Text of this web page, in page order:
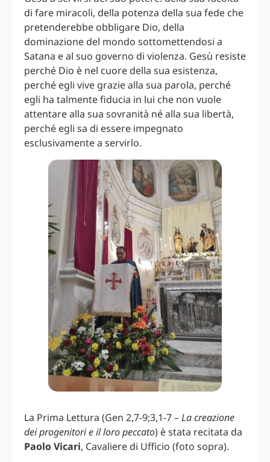
di fare miracoli, della potenza della sua fede che
pretenderebbe obbligare Dio, della
dominazione del mondo sottomettendosi a
Satana e al suo governo di violenza. Gesù resiste
perché Dio è nel cuore della sua esistenza,
perché egli vive grazie alla sua parola, perché
egli ha talmente fiducia in lui che non vuole
attentare alla sua sovranità né alla sua libertà,
perché egli sa di essere impegnato
esclusivamente a servirlo.
La Prima Lettura (Gen 2,7-9;3,1-7 –La creazione
dei progenitori e il loro peccato) è stata recitata da
Paolo Vicari, Cavaliere di Ufficio (foto sopra).